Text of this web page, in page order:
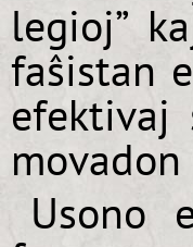
legioj”
faŝistan
efektivaj
Usono